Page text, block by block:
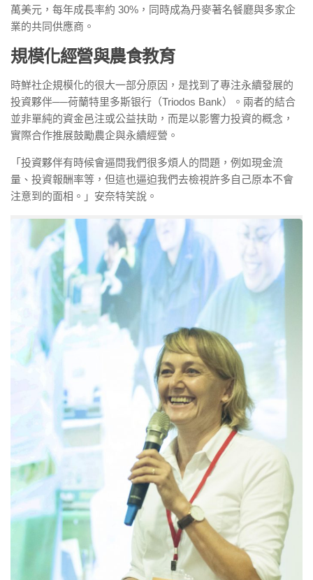
萬美元，每年成長率約 30%，同時成為丹麥著名餐廳與多家企
業的共同供應商。
規模化經營與農食教育
時鮮社企規模化的很大一部分原因，是找到了專注永續發展的
投資夥伴──荷蘭特里多斯银行（Triodos Bank）。兩者的結合
並非單純的資金邑注或公益扶助，而是以影響力投資的概念，
實際合作推展鼓勵農企與永續經營。
「投資夥伴有時候會逼問我們很多煩人的問題，例如現金流
量、投資報酬率等，但這也逼迫我們去檢視許多自己原本不會
注意到的面相。」安奈特笑說。